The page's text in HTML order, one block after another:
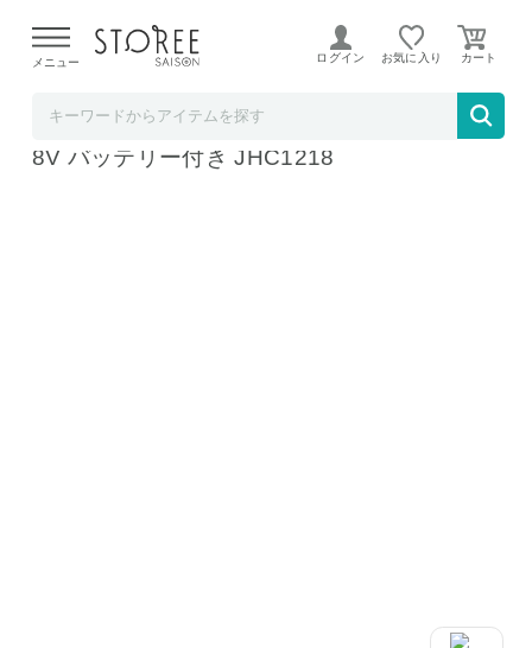
よる配送遅延が発生しております。
メニュー ログイン お気に入り
アイリスオーヤマ 充電式 ハンディバリカン 1
8V バッテリー付き JHC1218